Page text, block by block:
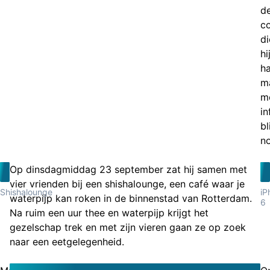
hij
Shishalounge
Op dinsdagmiddag 23 september zat hij samen met
vier vrienden bij een shishalounge, een café waar je
waterpijp kan roken in de binnenstad van Rotterdam.
Na ruim een uur thee en waterpijp krijgt het
gezelschap trek en met zijn vieren gaan ze op zoek
naar een eetgelegenheid.
6